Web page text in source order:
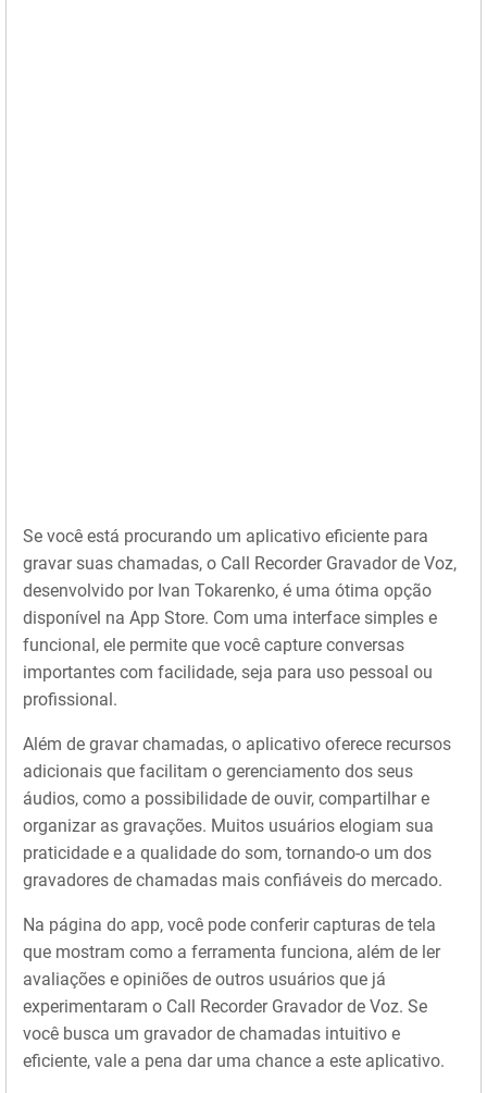
Se você está procurando um aplicativo eficiente para
gravar suas chamadas, o Call Recorder Gravador de Voz,
desenvolvido por Ivan Tokarenko, é uma ótima opção
disponível na App Store. Com uma interface simples e
funcional, ele permite que você capture conversas
importantes com facilidade, seja para uso pessoal ou
profissional.
Além de gravar chamadas, o aplicativo oferece recursos
adicionais que facilitam o gerenciamento dos seus
áudios, como a possibilidade de ouvir, compartilhar e
organizar as gravações. Muitos usuários elogiam sua
praticidade e a qualidade do som, tornando-o um dos
gravadores de chamadas mais confiáveis do mercado.
Na página do app, você pode conferir capturas de tela
que mostram como a ferramenta funciona, além de ler
avaliações e opiniões de outros usuários que já
experimentaram o Call Recorder Gravador de Voz. Se
você busca um gravador de chamadas intuitivo e
eficiente, vale a pena dar uma chance a este aplicativo.